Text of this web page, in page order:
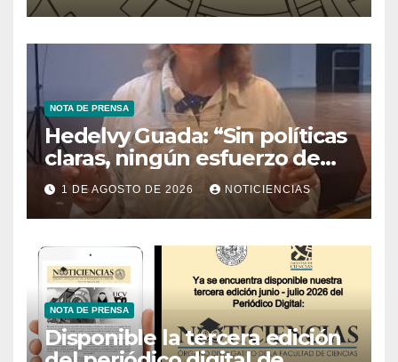
NOTA DE PRENSA
Hedelvy Guada: “Sin políticas
claras, ningún esfuerzo de
conservación rendirá frutos”
1 DE AGOSTO DE 2026 NOTICIENCIAS
NOTA DE PRENSA
Disponible la tercera edición